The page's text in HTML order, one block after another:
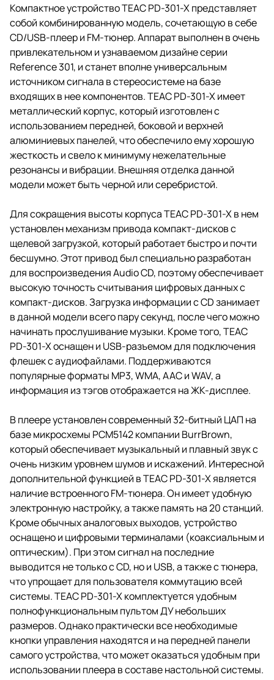
Компактное устройство TEAC PD-301-X представляет
собой комбинированную модель, сочетающую в себе
CD/USB-плеер и FM-тюнер. Аппарат выполнен в очень
привлекательном и узнаваемом дизайне серии
Reference 301, и станет вполне универсальным
источником сигнала в стереосистеме на базе
входящих в нее компонентов. TEAC PD-301-X имеет
металлический корпус, который изготовлен с
использованием передней, боковой и верхней
алюминиевых панелей, что обеспечило ему хорошую
жесткость и свело к минимуму нежелательные
резонансы и вибрации. Внешняя отделка данной
модели может быть черной или серебристой.
Для сокращения высоты корпуса TEAC PD-301-X в нем
установлен механизм привода компакт-дисков с
щелевой загрузкой, который работает быстро и почти
бесшумно. Этот привод был специально разработан
для воспроизведения Audio CD, поэтому обеспечивает
высокую точность считывания цифровых данных с
компакт-дисков. Загрузка информации с CD занимает
в данной модели всего пару секунд, после чего можно
начинать прослушивание музыки. Кроме того, TEAC
PD-301-X оснащен и USB-разъемом для подключения
флешек с аудиофайлами. Поддерживаются
популярные форматы MP3, WMA, AAC и WAV, а
информация из тэгов отображается на ЖК-дисплее.
В плеере установлен современный 32-битный ЦАП на
базе микросхемы PCM5142 компании BurrBrown,
который обеспечивает музыкальный и плавный звук с
очень низким уровнем шумов и искажений. Интересной
дополнительной функцией в TEAC PD-301-X является
наличие встроенного FM-тюнера. Он имеет удобную
электронную настройку, а также память на 20 станций.
Кроме обычных аналоговых выходов, устройство
оснащено и цифровыми терминалами (коаксиальным и
оптическим). При этом сигнал на последние
выводится не только с CD, но и USB, а также с тюнера,
что упрощает для пользователя коммутацию всей
системы. TEAC PD-301-X комплектуется удобным
полнофункциональным пультом ДУ небольших
размеров. Однако практически все необходимые
кнопки управления находятся и на передней панели
самого устройства, что может оказаться удобным при
использовании плеера в составе настольной системы.